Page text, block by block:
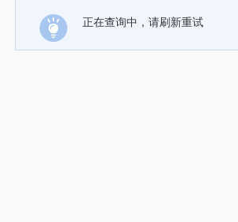
正在查询中，请刷新重试